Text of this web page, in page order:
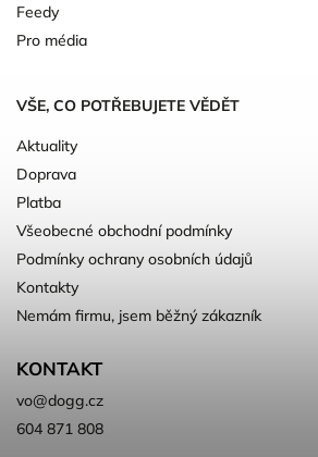
Feedy
Pro média
VŠE, CO POTŘEBUJETE VĚDĚT
Aktuality
Doprava
Platba
Všeobecné obchodní podmínky
Podmínky ochrany osobních údajů
Kontakty
Nemám firmu, jsem běžný zákazník
KONTAKT
vo@dogg.cz
604 871 808